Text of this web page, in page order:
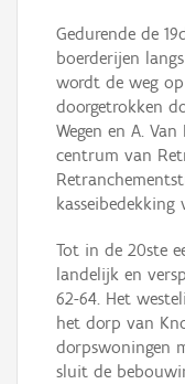
Gedurende de
boerderijen
wordt de weg op
doorgetrokken
Wegen en A.
centrum van
Tot in de 20ste
landelijk en
62-64. Het
het dorp van
dorpswoningen
sluit de